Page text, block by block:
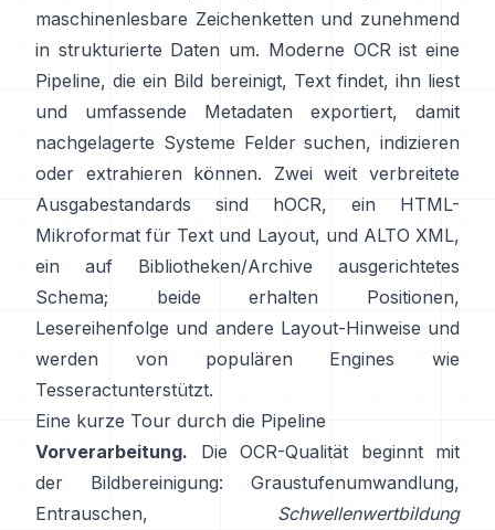
maschinenlesbare Zeichenketten und zunehmend
in strukturierte Daten um. Moderne OCR ist eine
Pipeline, die ein Bild bereinigt, Text findet, ihn liest
und umfassende Metadaten exportiert, damit
nachgelagerte Systeme Felder suchen, indizieren
oder extrahieren können. Zwei weit verbreitete
Ausgabestandards sind
hOCR, ein HTML-
Mikroformat für Text und Layout, und ALTO XML,
ein auf Bibliotheken/Archive ausgerichtetes
Schema; beide erhalten Positionen,
Lesereihenfolge und andere Layout-Hinweise und
werden von populären Engines wie
Tesseractunterstützt.
Eine kurze Tour durch die Pipeline
Vorverarbeitung. Die OCR-Qualität beginnt mit
der Bildbereinigung: Graustufenumwandlung,
Entrauschen,
Schwellenwertbildung